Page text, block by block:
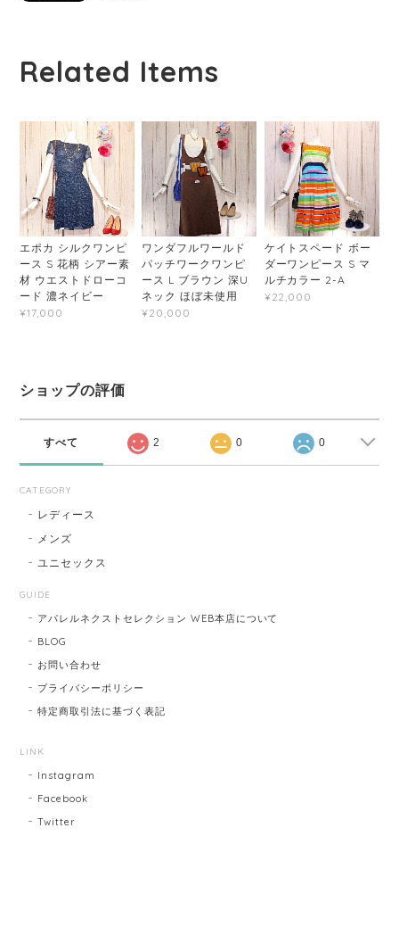
Related Items
エポカ シルクワンピ
ース S 花柄 シアー素
材 ウエストドローコ
ード 濃ネイビー
¥17,000
ワンダフルワールド
パッチワークワンピ
ース L ブラウン 深U
ネック ほぼ未使用
¥20,000
ケイトスペード ボー
ダーワンピース S マ
ルチカラー 2-A
¥22,000
ショップの評価
すべて 2 0 0
CATEGORY
レディース
メンズ
ユニセックス
GUIDE
アパレルネクストセレクション WEB本店について
BLOG
お問い合わせ
プライバシーポリシー
特定商取引法に基づく表記
LINK
Instagram
Facebook
Twitter